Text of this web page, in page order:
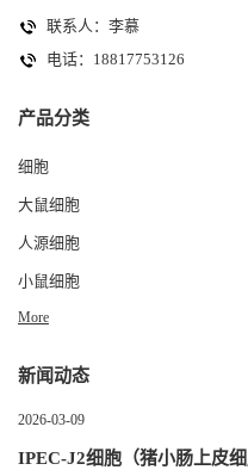
联系人：李慕
电话：18817753126
产品分类
细胞
大鼠细胞
人源细胞
小鼠细胞
More
新闻动态
2026-03-09
IPEC-J2细胞（猪小肠上皮细